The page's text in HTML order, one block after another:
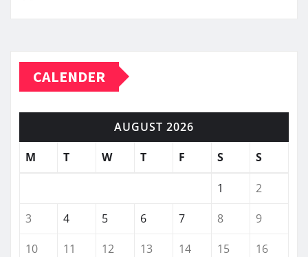
CALENDER
AUGUST 2026
M
T W T F S S
1
2
3
4 5 6 7 8
9
10
11 12 13 14 15
16